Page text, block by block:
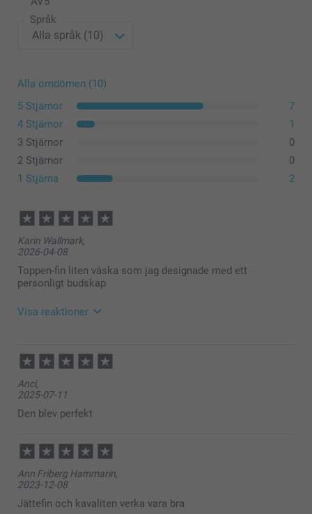
Språk
Alla omdömen (10)
5 Stjärnor
7
4 Stjärnor
1
3 Stjärnor
0
2 Stjärnor
0
1 Stjärna
2
Karin Wallmark,
2026-04-08
Toppen-fin liten väska som jag designade med ett
personligt budskap
Visa reaktioner
11:25
Hej Karin,
att du är nöjd med din makeup-väska!
Vi önskar dig en fin dag!
Varma hälsningar,
Anci,
2025-07-11
Den blev perfekt
Ann Friberg Hammarin,
2023-12-08
Jättefin och kavaliten verka vara bra